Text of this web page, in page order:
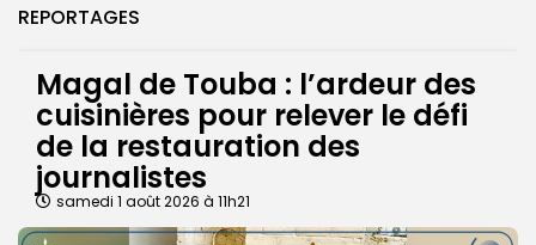
REPORTAGES
Magal de Touba : l’ardeur des
cuisinières pour relever le défi
de la restauration des
journalistes
samedi 1 août 2026 à 11h21